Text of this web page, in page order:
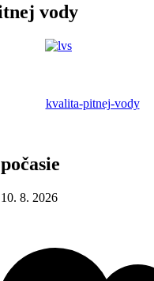
vody
kvalita-pitnej-vody
8. 2026